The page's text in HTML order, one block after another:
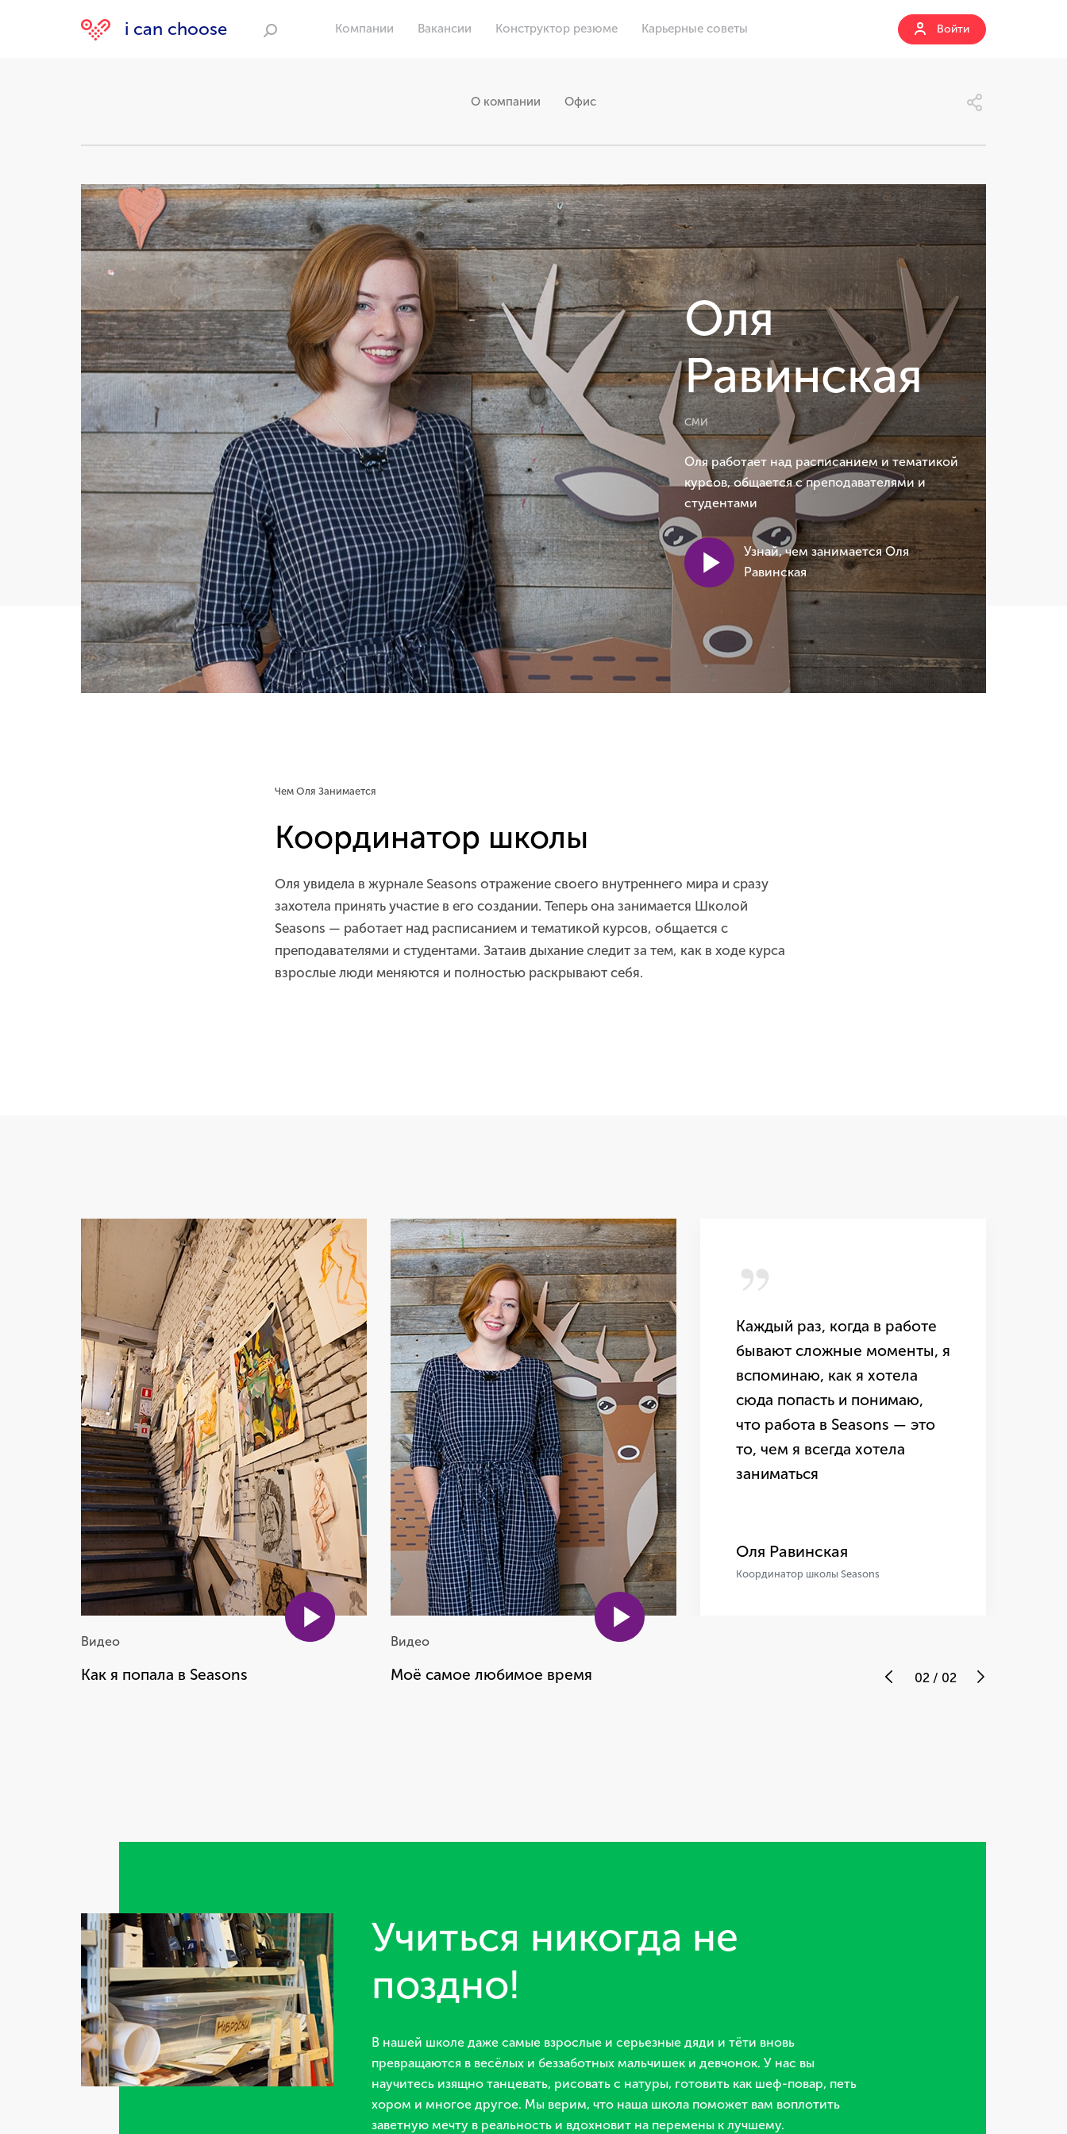
i can choose Компании Вакансии Конструктор резюме Карьерные советы Войти
О компании Офис
Оля
Равинская
СМИ
Оля работает над расписанием и тематикой
курсов, общается с преподавателями и
студентами
Узнай, чем занимается Оля
Равинская
Чем Оля Занимается
Координатор школы
Оля увидела в журнале Seasons отражение своего внутреннего мира и сразу
захотела принять участие в его создании. Теперь она занимается Школой
Seasons — работает над расписанием и тематикой курсов, общается с
преподавателями и студентами. Затаив дыхание следит за тем, как в ходе курса
взрослые люди меняются и полностью раскрывают себя.
Видео
Как я попала в Seasons
Видео
Моё самое любимое время
,,
Каждый раз, когда в работе
бывают сложные моменты, я
вспоминаю, как я хотела
сюда попасть и понимаю,
что работа в Seasons — это
то, чем я всегда хотела
заниматься
Оля Равинская
Координатор школы Seasons
,,
Здесь работают совершенно
замечательные, искренние,
талантливые люди, которые
очень любят свое дело
Оля Равинская
Координатор школы Seasons
,,
Каждый раз, когда в работе
бывают сложные моменты, я
вспоминаю, как я хотела
сюда попасть и понимаю,
что работа в Seasons — это
то, чем я всегда хотела
заниматься
Оля Равинская
Координатор школы Seasons
02/ 02
Учиться никогда не
поздно!
В нашей школе даже самые взрослые и серьезные дяди и тёти вновь
превращаются в весёлых и беззаботных мальчишек и девчонок. У нас вы
научитесь изящно танцевать, рисовать с натуры, готовить как шеф-повар, петь
хором и многое другое. Мы верим, что наша школа поможет вам воплотить
заветную мечту в реальность и вдохновит на перемены к лучшему.